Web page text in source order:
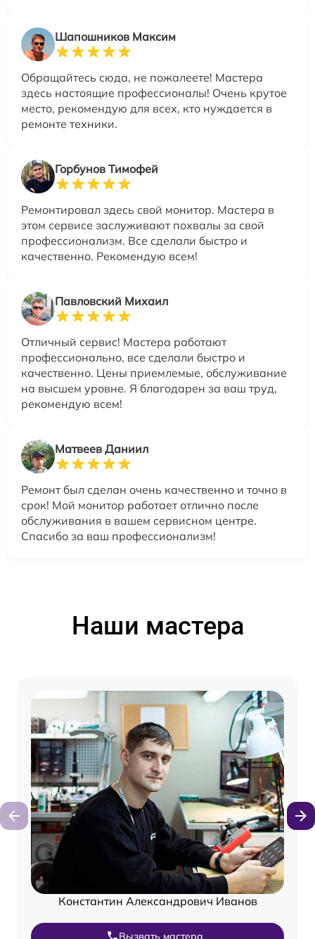
Шапошников Максим
Обращайтесь сюда, не пожалеете! Мастера
здесь настоящие профессионалы! Очень крутое
место, рекомендую для всех, кто нуждается в
ремонте техники.
Горбунов Тимофей
Ремонтировал здесь свой монитор. Мастера в
этом сервисе заслуживают похвалы за свой
профессионализм. Все сделали быстро и
качественно. Рекомендую всем!
Павловский Михаил
Отличный сервис! Мастера работают
профессионально, все сделали быстро и
качественно. Цены приемлемые, обслуживание
на высшем уровне. Я благодарен за ваш труд,
рекомендую всем!
Матвеев Даниил
Ремонт был сделан очень качественно и точно в
срок! Мой монитор работает отлично после
обслуживания в вашем сервисном центре.
Спасибо за ваш профессионализм!
Наши мастера
Константин Александрович Иванов
Вызвать мастера